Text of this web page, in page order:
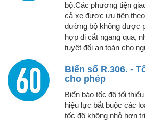
bộ.Các phương tiện
cả xe được ưu tiên
đường bộ không được
hợp đi cắt ngang qua,
tuyệt đối an toàn cho
Biển số R.306. -
cho phép
Biển báo tốc độ tối
hiệu lực bắt buộc các
tốc độ không nhỏ hơn